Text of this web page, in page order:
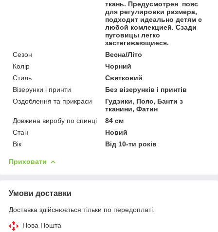
ткань. Предусмотрен пояс
для регулировки размера,
подходит идеально детям с
любой комлекцией. Сзади
пуговицы легко
застегивающиеся.
Сезон
Весна/Літо
Колір
Чорний
Стиль
Святковий
Візерунки і принти
Без візерунків і принтів
Оздоблення та прикраси
Гудзики, Пояс, Банти з
тканини, Фатин
Довжина виробу по спинці
84 см
Стан
Новий
Вік
Від 10-ти років
Приховати
Умови доставки
Доставка здійснюється тільки по передоплаті.
Нова Пошта